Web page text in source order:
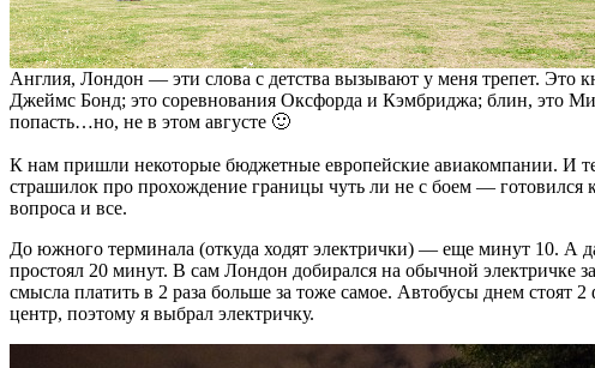
Англия, Лондон — эти слова с детства вызывают у меня трепет. Это
Джеймс Бонд; это соревнования Оксфорда и Кэмбриджа; блин, это
попасть…но, не в этом августе 🙂
К нам пришли некоторые бюджетные европейские авиакомпании. И
страшилок про прохождение границы чуть ли не с боем — готовился
вопроса и все.
До южного терминала (откуда ходят электрички) — еще минут 10. А
простоял 20 минут. В сам Лондон добирался на обычной электричке
смысла платить в 2 раза больше за тоже самое. Автобусы днем
центр, поэтому я выбрал электричку.